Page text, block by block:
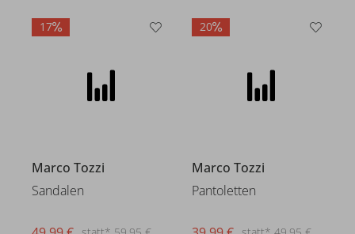
17
Marco Tozzi
Sandalen
20
Marco Tozzi
Pantoletten